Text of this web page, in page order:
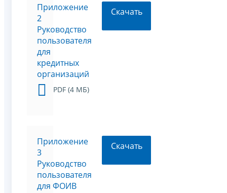
Приложение
2
Руководство
пользователя
для
кредитных
организаций
PDF (4 МБ)
Скачать
Приложение
3
Руководство
пользователя
для ФОИВ
Скачать